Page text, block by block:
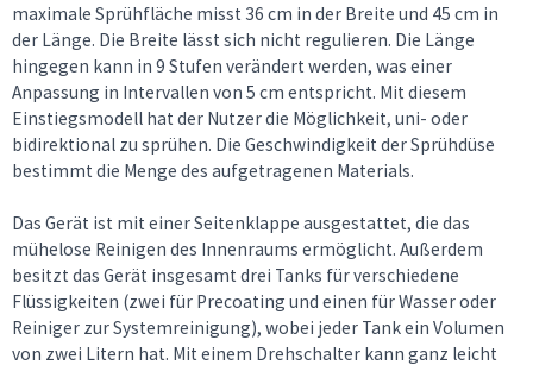
maximale Sprühfläche misst 36 cm in der Breite und 45 cm in
der Länge. Die Breite lässt sich nicht regulieren. Die Länge
hingegen kann in 9 Stufen verändert werden, was einer
Anpassung in Intervallen von 5 cm entspricht. Mit diesem
Einstiegsmodell hat der Nutzer die Möglichkeit, uni- oder
bidirektional zu sprühen. Die Geschwindigkeit der Sprühdüse
bestimmt die Menge des aufgetragenen Materials.
Das Gerät ist mit einer Seitenklappe ausgestattet, die das
mühelose Reinigen des Innenraums ermöglicht. Außerdem
besitzt das Gerät insgesamt drei Tanks für verschiedene
Flüssigkeiten (zwei für Precoating und einen für Wasser oder
Reiniger zur Systemreinigung), wobei jeder Tank ein Volumen
von zwei Litern hat. Mit einem Drehschalter kann ganz leicht